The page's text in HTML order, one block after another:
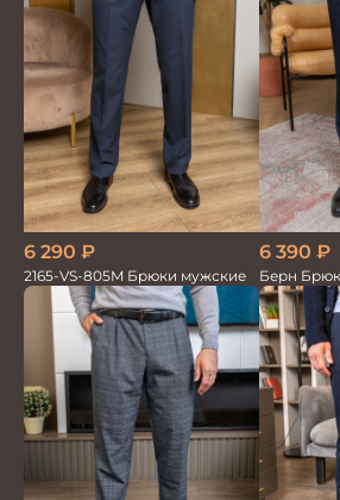
6 290 ₽
2165-VS-805M Брюки мужские
6 390 ₽
Берн